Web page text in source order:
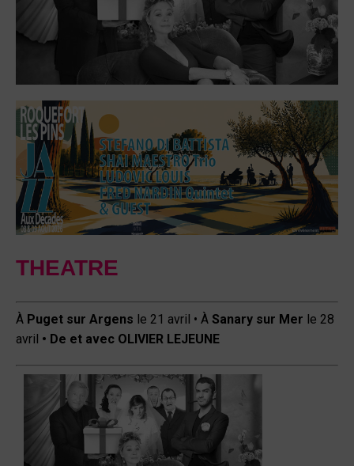
THEATRE
À Puget sur Argens le 21 avril • À Sanary sur Mer le 28
avril • De et avec OLIVIER LEJEUNE